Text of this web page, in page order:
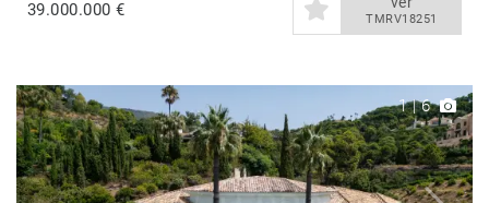
39.000.000 € TMRV18251
1|6